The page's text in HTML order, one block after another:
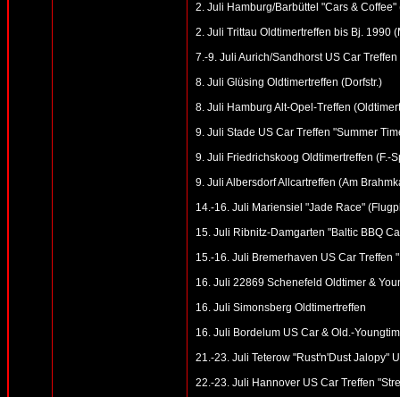
2. Juli Hamburg/Barbüttel "Cars &
2. Juli Trittau Oldtimertreffen bis Bj. 1990
7.-9. Juli Aurich/Sandhorst US Car
8. Juli Glüsing Oldtimertreffen (Dorfstr.)
8. Juli Hamburg Alt-Opel-Treffen
9. Juli Stade US Car Treffen "Summer
9. Juli Friedrichskoog Oldtimertreffen (F.-
9. Juli Albersdorf Allcartreffen (Am
14.-16. Juli Mariensiel "Jade Race"
15. Juli Ribnitz-Damgarten "Baltic BBQ
15.-16. Juli Bremerhaven US Car Treffen
16. Juli 22869 Schenefeld Oldtimer &
16. Juli Simonsberg Oldtimertreffen
16. Juli Bordelum US Car & Old.-
21.-23. Juli Teterow "Rust'n'Dust Jalopy"
22.-23. Juli Hannover US Car Treffen